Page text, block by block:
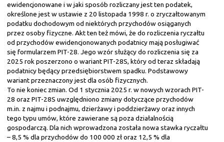
ewidencjonowane i w jaki sposób rozliczany jest ten podatek,
określone jest w ustawie z 20 listopada 1998 r. o zryczałtowanym
podatku dochodowym od niektórych przychodów osiąganych
przez osoby fizyczne. Akt ten też mówi, że do rozliczenia ryczałtu
od przychodów ewidencjonowanych podatnicy mają posługiwać
się formularzem PIT-28. Jego wzór służący do rozliczenia się za
2025 rok poszerzono o wariant PIT-28S, który od teraz składają
podatnicy będący przedsiębiorstwem spadku. Podstawowy
wariant przeznaczony jest dla osób fizycznych.
To nie koniec zmian. Od 1 stycznia 2025 r. w nowych wzorach PIT-
28 oraz PIT-28S uwzględniono zmiany dotyczące przychodów
m.in. z najmu i podnajmu, dzierżawy i poddzierżawy oraz innych
tego typu umów, które zawierane są poza działalnością
gospodarczą. Dla nich wprowadzona została nowa stawka ryczałtu
– 8,5 % dla przychodów do 100 000 zł oraz 12,5 % dla